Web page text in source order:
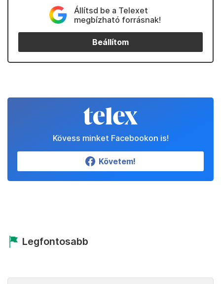
Állítsd be a Telexet
megbízható forrásnak!
Beállítom
Kövess minket Facebookon is!
Követem!
Legfontosabb